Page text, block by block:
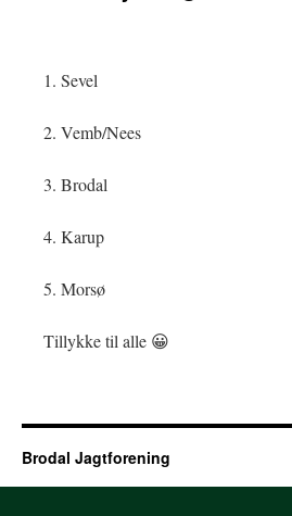
1. Sevel
2. Vemb/Nees
3. Brodal
4. Karup
5. Morsø
Tillykke til alle 😀
Brodal Jagtforening